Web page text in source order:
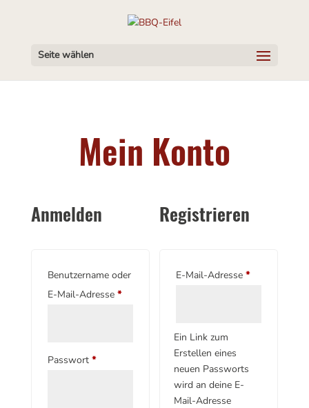
Seite wählen
Mein Konto
Anmelden
Benutzername oder
E-Mail-Adresse *Erforderlich
Passwort *Erforderlich
Registrieren
E-Mail-Adresse*Erforderlich
Ein Link zum
Erstellen eines
neuen Passworts
wird an deine E-
Mail-Adresse